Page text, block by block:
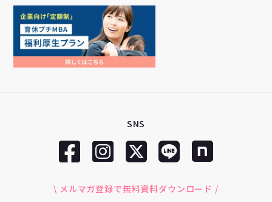
SNS
\ メルマガ登録で無料資料ダウンロード /